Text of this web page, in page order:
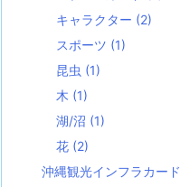
キャラクター (2)
スポーツ (1)
昆虫 (1)
木 (1)
湖/沼 (1)
花 (2)
沖縄観光インフラカード